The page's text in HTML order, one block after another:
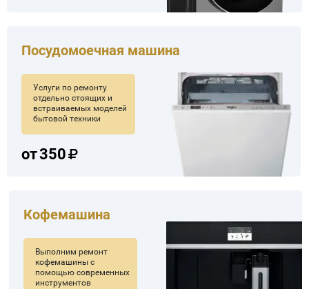
Посудомоечная машина
Услуги по ремонту
отдельно стоящих и
встраиваемых моделей
бытовой техники
от350
Кофемашина
Выполним ремонт
кофемашины с
помощью современных
инструментов